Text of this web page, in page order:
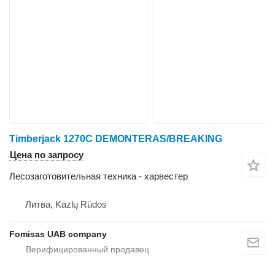
Timberjack 1270C DEMONTERAS/BREAKING
Цена по запросу
Лесозаготовительная техника - харвестер
Литва, Kazlų Rūdos
Fomisas UAB company